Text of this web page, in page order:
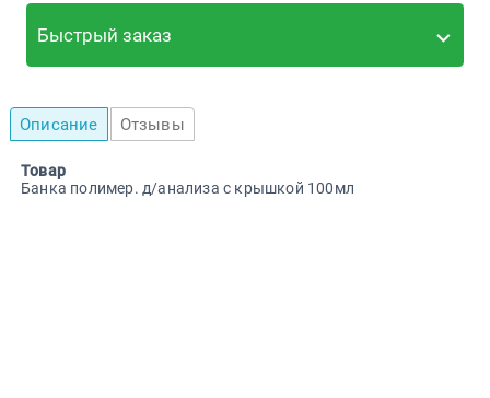
Быстрый заказ
Описание Отзывы
Товар
Банка полимер. д/анализа с крышкой 100мл